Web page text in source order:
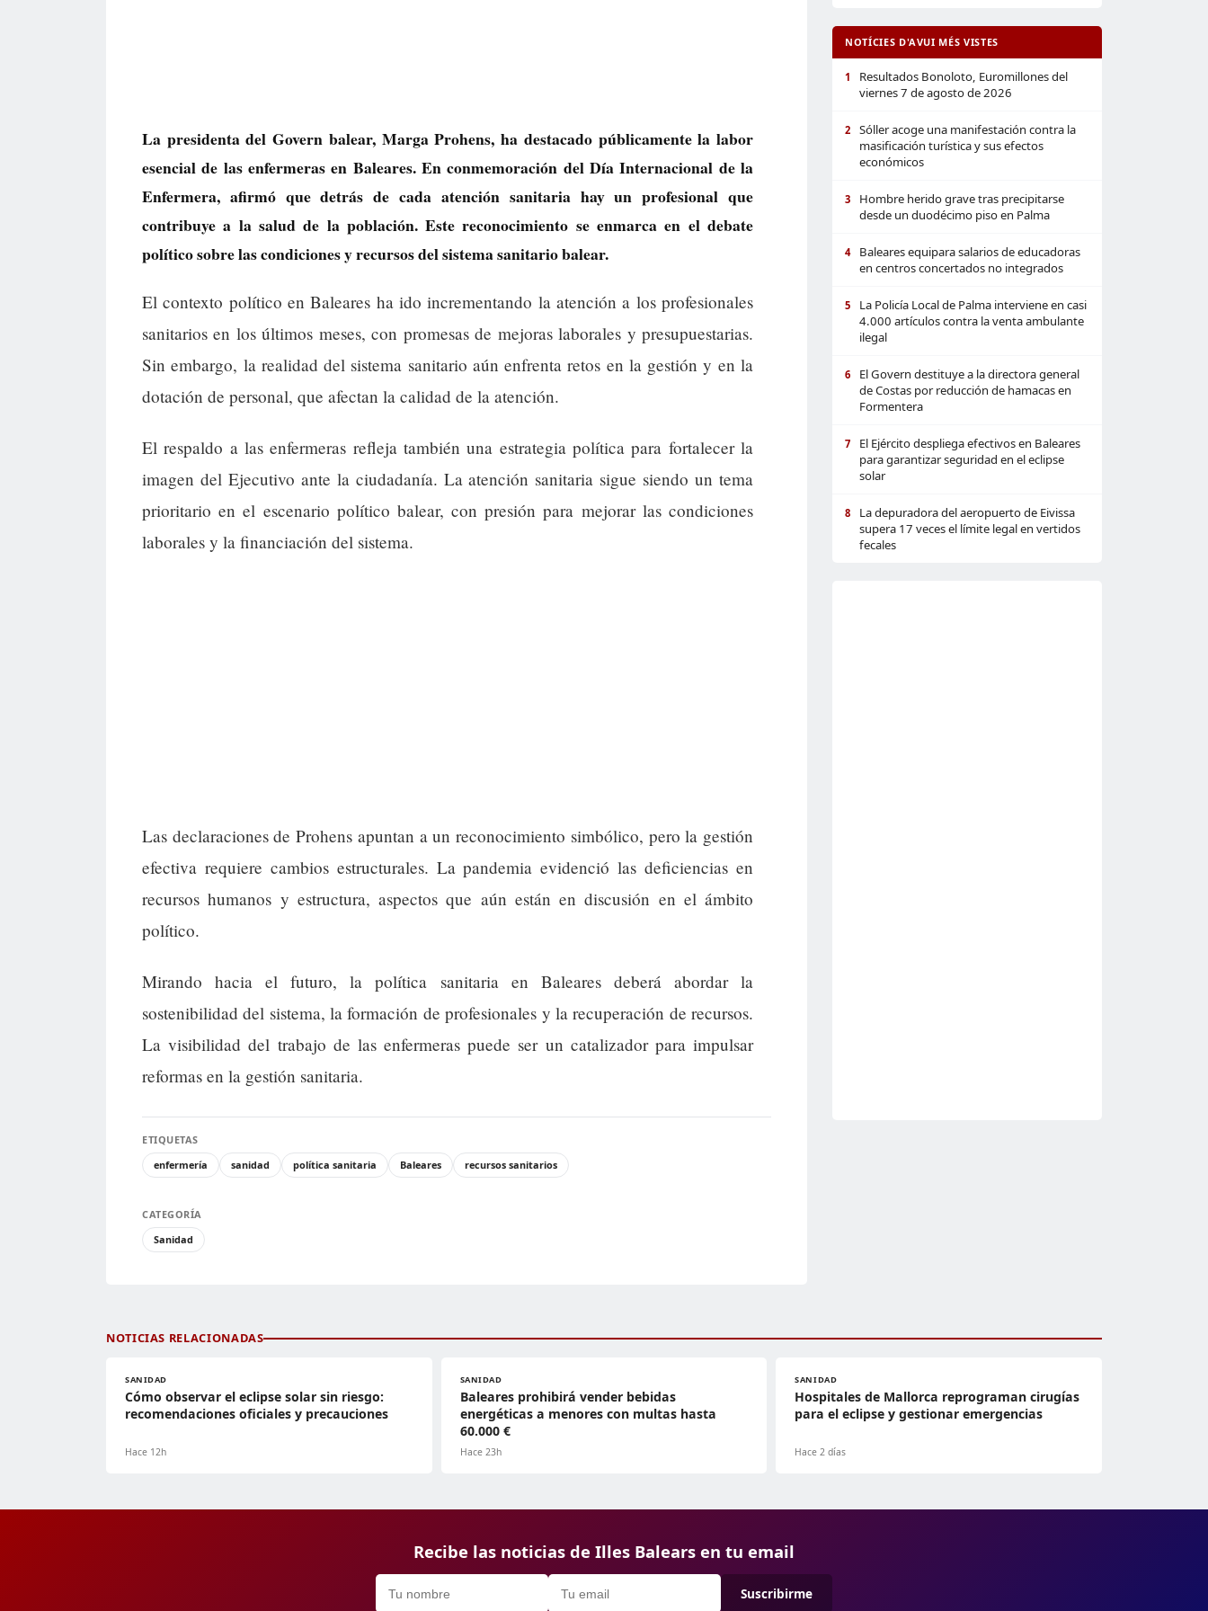
La presidenta del Govern balear, Marga Prohens, ha destacado públicamente la labor
esencial de las enfermeras en Baleares. En conmemoración del Día Internacional de la
Enfermera, afirmó que detrás de cada atención sanitaria hay un profesional que
contribuye a la salud de la población. Este reconocimiento se enmarca en el debate
político sobre las condiciones y recursos del sistema sanitario balear.
El contexto político en Baleares ha ido incrementando la atención a los profesionales
sanitarios en los últimos meses, con promesas de mejoras laborales y presupuestarias.
Sin embargo, la realidad del sistema sanitario aún enfrenta retos en la gestión y en la
dotación de personal, que afectan la calidad de la atención.
El respaldo a las enfermeras refleja también una estrategia política para fortalecer la
imagen del Ejecutivo ante la ciudadanía. La atención sanitaria sigue siendo un tema
prioritario en el escenario político balear, con presión para mejorar las condiciones
laborales y la financiación del sistema.
Las declaraciones de Prohens apuntan a un reconocimiento simbólico, pero la gestión
efectiva requiere cambios estructurales. La pandemia evidenció las deficiencias en
recursos humanos y estructura, aspectos que aún están en discusión en el ámbito
político.
Mirando hacia el futuro, la política sanitaria en Baleares deberá abordar la
sostenibilidad del sistema, la formación de profesionales y la recuperación de recursos.
La visibilidad del trabajo de las enfermeras puede ser un catalizador para impulsar
reformas en la gestión sanitaria.
ETIQUETAS
enfermería
sanidad política sanitaria Baleares recursos sanitarios
CATEGORÍA
Sanidad
NOTÍCIES D'AVUI MÉS VISTES
1
Resultados Bonoloto, Euromillones del
viernes 7 de agosto de 2026
2
Sóller acoge una manifestación contra la
masificación turística y sus efectos
económicos
3
Hombre herido grave tras precipitarse
desde un duodécimo piso en Palma
4
Baleares equipara salarios de educadoras
en centros concertados no integrados
5
La Policía Local de Palma interviene en casi
4.000 artículos contra la venta ambulante
ilegal
6
El Govern destituye a la directora general
de Costas por reducción de hamacas en
Formentera
7
El Ejército despliega efectivos en Baleares
para garantizar seguridad en el eclipse
solar
8
La depuradora del aeropuerto de Eivissa
supera 17 veces el límite legal en vertidos
fecales
NOTICIAS RELACIONADAS
SANIDAD
Cómo observar el eclipse solar sin riesgo:
recomendaciones oficiales y precauciones
Hace 12h
SANIDAD
Baleares prohibirá vender bebidas
energéticas a menores con multas hasta
60.000 €
Hace 23h
SANIDAD
Hospitales de Mallorca reprograman cirugías
para el eclipse y gestionar emergencias
Hace 2 días
Recibe las noticias de Illes Balears en tu email
Suscribirme